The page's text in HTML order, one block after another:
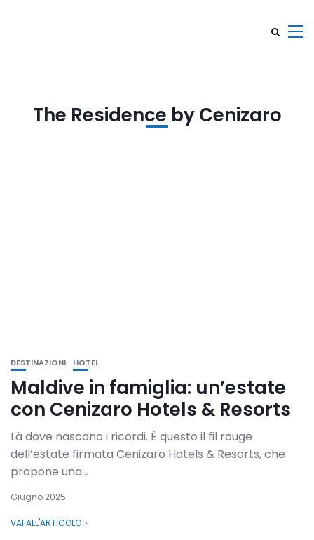
The Residence by Cenizaro
DESTINAZIONI HOTEL
Maldive in famiglia: un’estate
con Cenizaro Hotels & Resorts
Là dove nascono i ricordi. È questo il fil rouge
dell’estate firmata Cenizaro Hotels & Resorts, che
propone una...
Giugno 2025
VAI ALL'ARTICOLO